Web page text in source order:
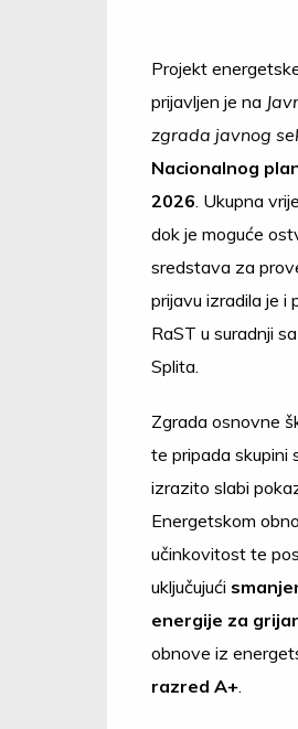
Projekt
prijavljen je na
zgrada javnog
Nacionalnog
2026. Ukupna
dok je moguće
sredstava za
prijavu izradila je i
RaST u suradnji
Splita.
Zgrada osnovne
te pripada skupini
izrazito slabi
Energetskom
učinkovitost te
uključujući
energije za
obnove iz
razred A+.